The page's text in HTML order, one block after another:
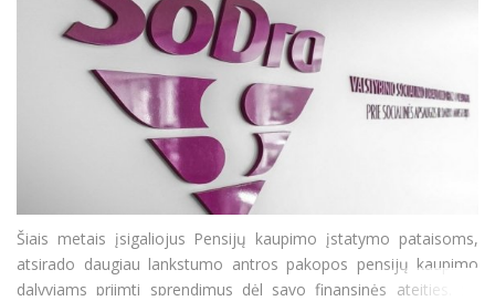
Šiais metais įsigaliojus Pensijų kaupimo įstatymo pataisoms,
atsirado daugiau lankstumo antros pakopos pensijų kaupimo
dalyviams priimti sprendimus dėl savo finansinės ateities. Su